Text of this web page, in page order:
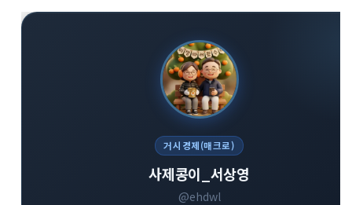
거시경제(매크로)
사제콩이_서상영
@ehdwl